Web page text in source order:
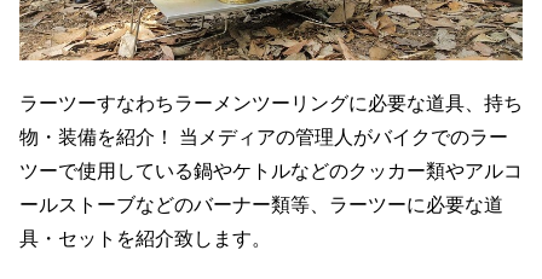
ラーツーすなわちラーメンツーリングに必要な道具、持ち
物・装備を紹介！ 当メディアの管理人がバイクでのラー
ツーで使用している鍋やケトルなどのクッカー類やアルコ
ールストーブなどのバーナー類等、ラーツーに必要な道
具・セットを紹介致します。